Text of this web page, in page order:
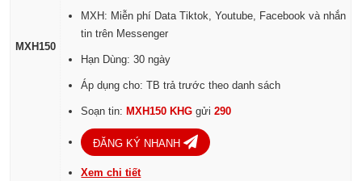
MXH150
MXH: Miễn phí Data Tiktok, Youtube, Facebook và nhắn
tin trên Messenger
Hạn Dùng: 30 ngày
Áp dụng cho: TB trả trước theo danh sách
Soạn tin: MXH150 KHGgửi290
ĐĂNG KÝ NHANH
Xem chi tiết